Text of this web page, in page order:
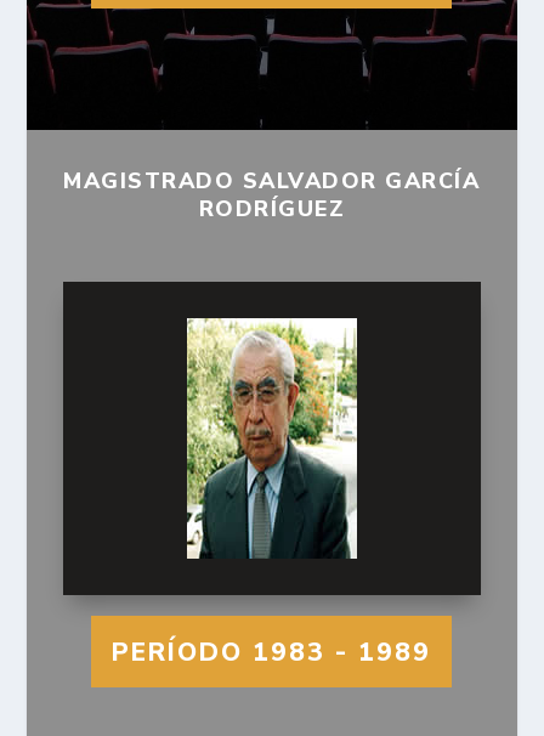
MAGISTRADO SALVADOR GARCÍA
RODRÍGUEZ
PERÍODO 1983 - 1989